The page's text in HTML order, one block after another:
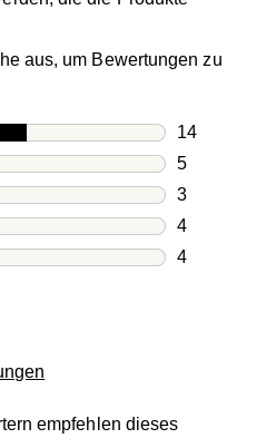
aus, um Bewertungen zu
14
14
5
5
3
3
4
4
4
empfehlen dieses